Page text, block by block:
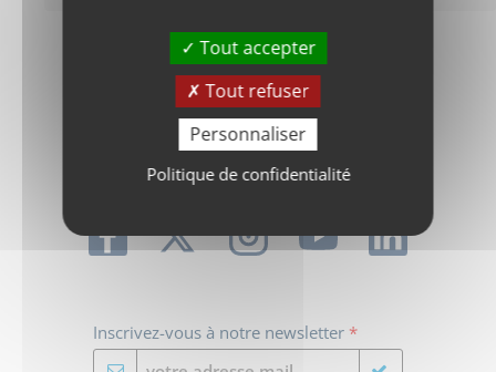
Inscrivez-vous à notre newsletter *
Tout accepter
Tout refuser
Personnaliser
Politique de confidentialité